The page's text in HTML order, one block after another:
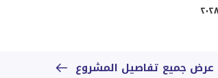
ربط الناس بالمساكن - نساعدهم على أن
عرض جميع تفاصيل المشروع